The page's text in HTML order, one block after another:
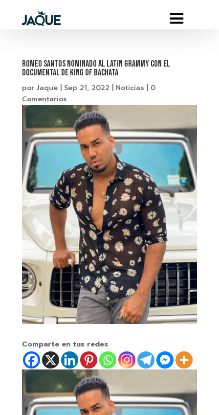
ROMEO SANTOS NOMINADO AL LATIN GRAMMY CON EL
DOCUMENTAL DE KING OF BACHATA
por Jaque| Sep 21, 2022 Noticias
0
Comentarios
Comparte en tus redes